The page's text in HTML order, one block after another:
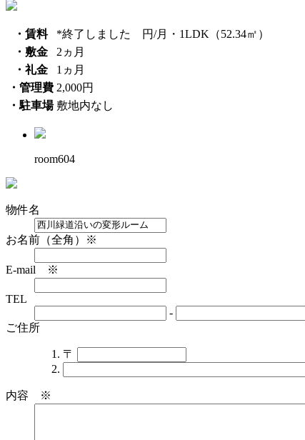
・賃料
*終了しました 円/月・1LDK（52.34㎡）
・敷金
2ヵ月
・礼金
1ヵ月
・管理費 2,000円
・駐車場 敷地内なし
room604
物件名
お名前（全角）※
E-mail ※
TEL
-
ご住所
〒
内容 ※